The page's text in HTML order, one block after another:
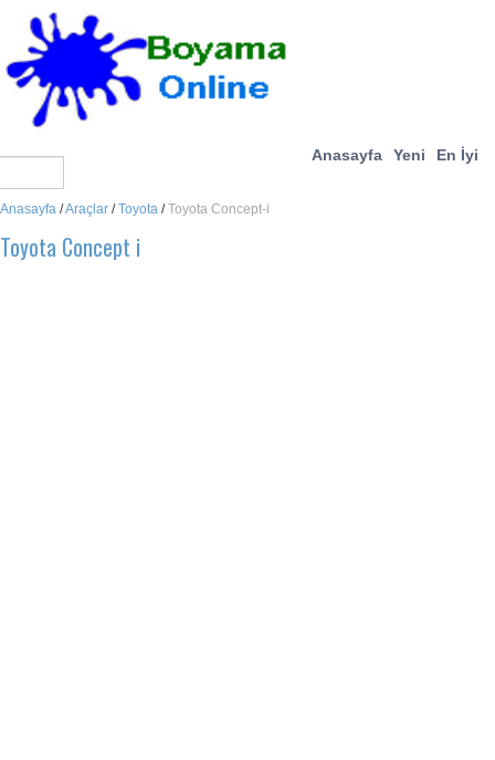
Anasayfa Yeni En İyi
Anasayfa /Araçlar /Toyota /Toyota Concept-i
Toyota Concept i